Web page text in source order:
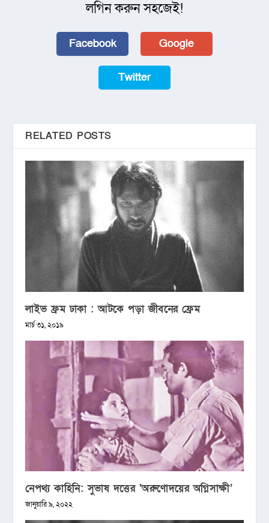
লগিন করুন সহজেই!
Facebook Google
Twitter
RELATED POSTS
লাইভ ফ্রম ঢাকা : আটকে পড়া জীবনের ফ্রেম
মার্চ ৩১, ২০১৯
নেপথ্য কাহিনি: সুভাষ দত্তের ‘অরুণোদয়ের অগ্নিসাক্ষী’
জানুয়ারি ৯, ২০২২